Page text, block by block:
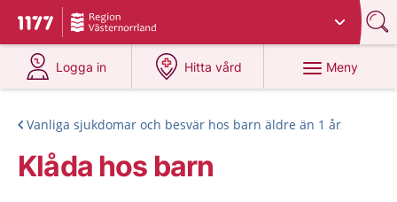
Till startsidan för 1177
Du har valt region
Logga in
på 1177.se
Hitta vård
på 1177.se
Meny
Vanliga sjukdomar och besvär hos barn äldre än 1 år
Klåda hos barn